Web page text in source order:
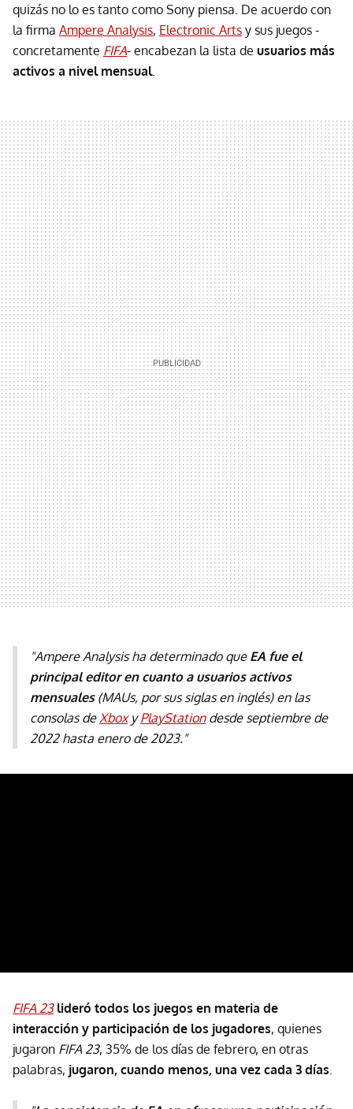
quizás no lo es tanto como Sony piensa. De acuerdo con
la firma Ampere Analysis, Electronic Arts y sus juegos -
concretamente FIFA- encabezan la lista de usuarios más
activos a nivel mensual.
"Ampere Analysis ha determinado que EA fue el
principal editor en cuanto a usuarios activos
mensuales(MAUs, por sus siglas en inglés) en las
consolas de XboxyPlayStationdesde septiembre de
2022 hasta enero de 2023."
FIFA 23lideró todos los juegos en materia de
interacción y participación de los jugadores, quienes
jugaron FIFA 23, 35% de los días de febrero, en otras
palabras, jugaron, cuando menos, una vez cada 3 días